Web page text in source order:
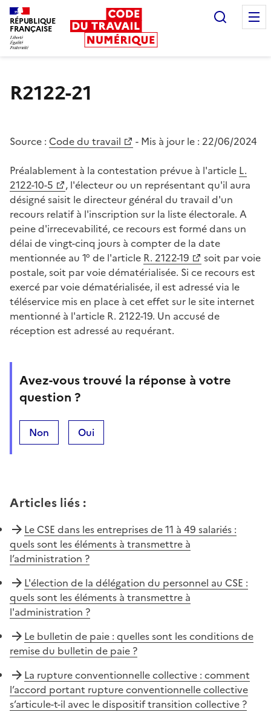
RÉPUBLIQUE
FRANÇAISE
R2122-21
Source : Code du travail - Mis à jour le : 22/06/2024
Préalablement à la contestation prévue à l'article L.
2122-10-5
, l'électeur ou un représentant qu'il aura
désigné saisit le directeur général du travail d'un
recours relatif à l'inscription sur la liste électorale. A
peine d'irrecevabilité, ce recours est formé dans un
délai de vingt-cinq jours à compter de la date
mentionnée au 1° de l'article R. 2122-19
soit par voie
postale, soit par voie dématérialisée. Si ce recours est
exercé par voie dématérialisée, il est adressé via le
téléservice mis en place à cet effet sur le site internet
mentionné à l'article R. 2122-19. Un accusé de
réception est adressé au requérant.
Avez-vous trouvé la réponse à votre
question ?
Non Oui
Articles liés :
Le CSE dans les entreprises de 11 à 49 salariés :
quels sont les éléments à transmettre à
l’administration ?
L'élection de la délégation du personnel au CSE :
quels sont les éléments à transmettre à
l'administration ?
Le bulletin de paie : quelles sont les conditions de
remise du bulletin de paie ?
La rupture conventionnelle collective : comment
l’accord portant rupture conventionnelle collective
s’articule-t-il avec le dispositif transition collective ?